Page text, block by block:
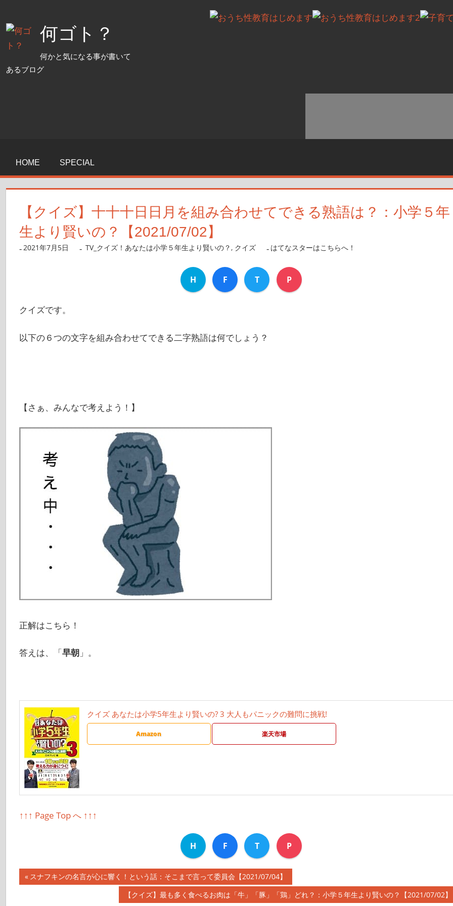
ン
ツ
何ゴト？
何かと気になる事が書いて
あるブログ
HOME SPECIAL
【クイズ】十十十日日月を組み合わせてできる熟語は？：小学５年
生より賢いの？【2021/07/02】
2021年7月5日 nanigoto
TV_クイズ！あなたは小学５年生より賢いの？, クイズ はてなスターはこちらへ！
H F T P
クイズです。
以下の６つの文字を組み合わせてできる二字熟語は何でしょう？
【さぁ、みんなで考えよう！】
正解はこちら！
答えは、「早朝」。
クイズ あなたは小学5年生より賢いの? 3 大人もパニックの難問に挑戦!
Amazon 楽天市場
↑↑↑ Page Top へ ↑↑↑
H F T P
投
前
スナフキンの名言が心に響く！という話：そこまで言って委員会【2021/07/04】
次【クイズ】最も多く食べるお肉は「牛」「豚」「鶏」どれ？：小学５年生より賢いの？【2021/07/02】